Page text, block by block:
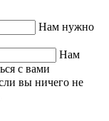
Нам нужно
Нам
с вами
вы ничего не